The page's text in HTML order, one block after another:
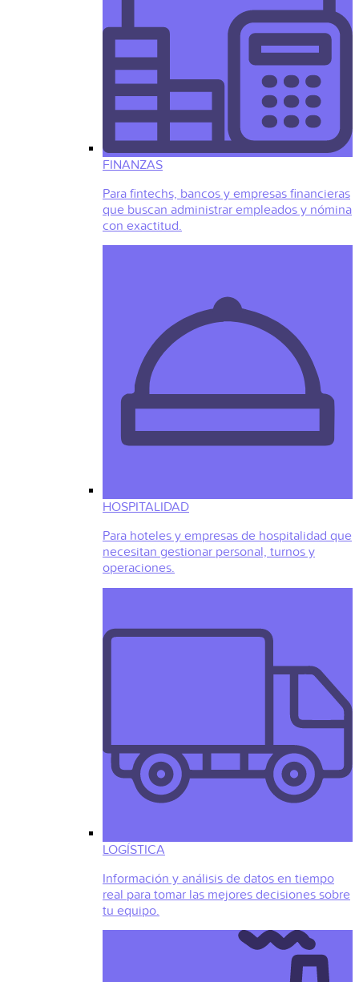
FINANZAS
Para fintechs, bancos y empresas financieras
que buscan administrar empleados y nómina
con exactitud.
HOSPITALIDAD
Para hoteles y empresas de hospitalidad que
necesitan gestionar personal, turnos y
operaciones.
LOGÍSTICA
Información y análisis de datos en tiempo
real para tomar las mejores decisiones sobre
tu equipo.